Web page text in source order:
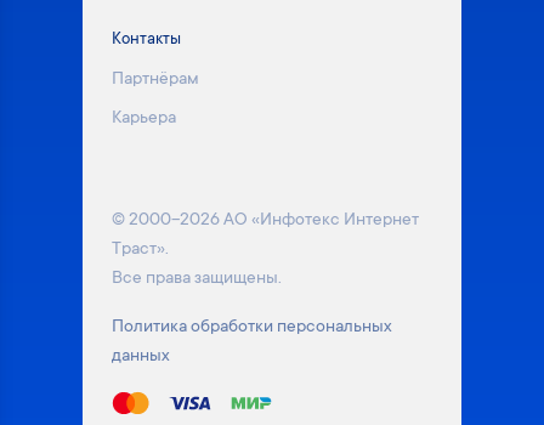
Контакты
Партнёрам
Карьера
© 2000–2026 АО «Инфотекс Интернет
Траст».
Все права защищены.
Политика обработки персональных
данных